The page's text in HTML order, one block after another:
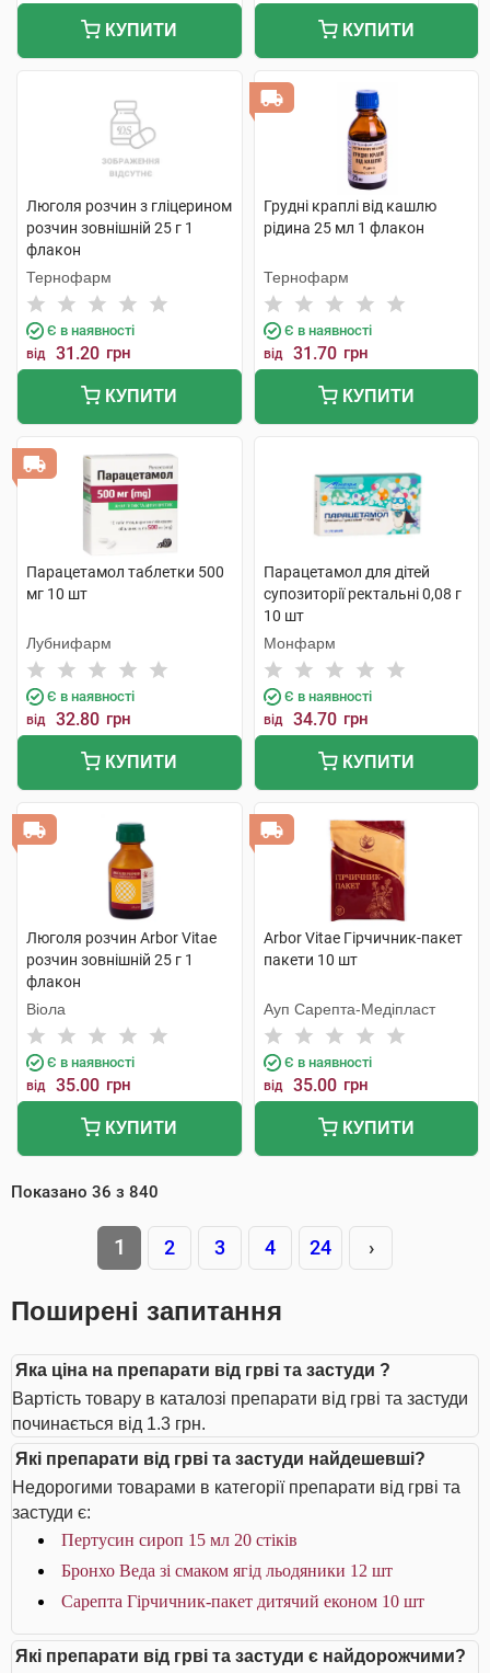
КУПИТИ КУПИТИ
Люголя розчин з гліцерином
розчин зовнішній 25 г 1
флакон
Тернофарм
Є в наявності
від 31.20 грн
КУПИТИ
Грудні краплі від кашлю
рідина 25 мл 1 флакон
Тернофарм
Є в наявності
від 31.70 грн
КУПИТИ
Парацетамол таблетки 500
мг 10 шт
Лубнифарм
Є в наявності
від 32.80 грн
КУПИТИ
Парацетамол для дітей
супозиторії ректальні 0,08 г
10 шт
Монфарм
Є в наявності
від 34.70 грн
КУПИТИ
Люголя розчин Arbor Vitae
розчин зовнішній 25 г 1
флакон
Віола
Є в наявності
від 35.00 грн
КУПИТИ
Arbor Vitae Гірчичник-пакет
пакети 10 шт
Ауп Сарепта-Медіпласт
Є в наявності
від 35.00 грн
КУПИТИ
Показано 36 з 840
1 2 3 4 24 ›
Поширені запитання
Яка ціна на препарати від грві та застуди ?
Вартість товару в каталозі препарати від грві та застуди
починається від 1.3 грн.
Які препарати від грві та застуди найдешевші?
Недорогими товарами в категорії препарати від грві та
застуди є:
Пертусин сироп 15 мл 20 стіків
Бронхо Веда зі смаком ягід льодяники 12 шт
Сарепта Гірчичник-пакет дитячий економ 10 шт
Які препарати від грві та застуди є найдорожчими?